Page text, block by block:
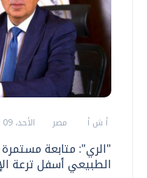
أ ش أ مصر الأحد، 09 اغسطس 2026 12:59 ص
"الري": متابعة
الطبيعي أسفل ترعة